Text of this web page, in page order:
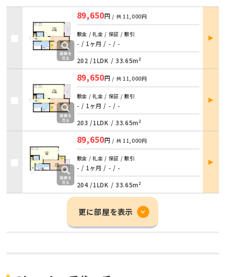
89,650円 / 共 11,000円
敷金 / 礼金 / 保証 / 敷引
- / 1ヶ月 / - / -
202 /1LDK / 33.65m²
部屋
詳細
89,650円 / 共 11,000円
敷金 / 礼金 / 保証 / 敷引
- / 1ヶ月 / - / -
203 /1LDK / 33.65m²
部屋
詳細
89,650円 / 共 11,000円
敷金 / 礼金 / 保証 / 敷引
- / 1ヶ月 / - / -
204 /1LDK / 33.65m²
部屋
詳細
更に部屋を表示